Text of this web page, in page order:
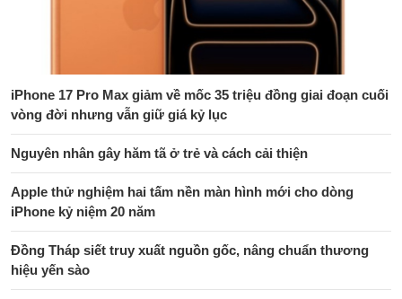
iPhone 17 Pro Max giảm về mốc 35 triệu đồng giai đoạn cuối
vòng đời nhưng vẫn giữ giá kỷ lục
Nguyên nhân gây hăm tã ở trẻ và cách cải thiện
Apple thử nghiệm hai tấm nền màn hình mới cho dòng
iPhone kỷ niệm 20 năm
Đồng Tháp siết truy xuất nguồn gốc, nâng chuẩn thương
hiệu yến sào